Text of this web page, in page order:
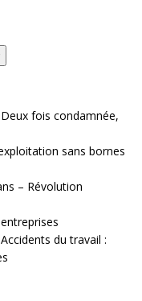
fois condamnée,
sans bornes
– Révolution
du travail :